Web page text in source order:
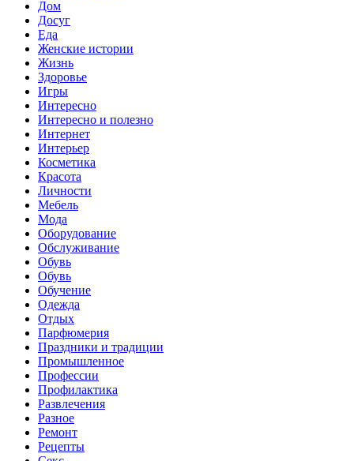
Дом
Досуг
Еда
Женские истории
Жизнь
Здоровье
Игры
Интересно
Интересно и полезно
Интернет
Интерьер
Косметика
Красота
Личности
Мебель
Мода
Оборудование
Обслуживание
Обувь
Обувь
Обучение
Одежда
Отдых
Парфюмерия
Праздники и традиции
Промышленное
Профессии
Профилактика
Развлечения
Разное
Ремонт
Рецепты